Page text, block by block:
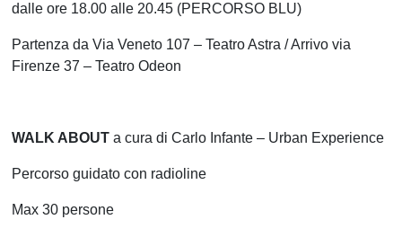
dalle ore 18.00 alle 20.45 (PERCORSO BLU)
Partenza da Via Veneto 107 – Teatro Astra / Arrivo via
Firenze 37 – Teatro Odeon
WALK ABOUTa cura di Carlo Infante – Urban Experience
Percorso guidato con radioline
Max 30 persone